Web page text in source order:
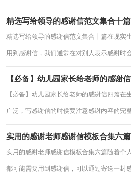
精选写给领导的感谢信范文集合十篇
精选写给领导的感谢信范文集合十篇在现实
用到感谢信，我们通常在对别人表示感谢时
【必备】幼儿园家长给老师的感谢
【必备】幼儿园家长给老师的感谢信四篇在
广泛，写感谢信的时候要注意感谢内容的完
实用的感谢老师感谢信模板合集六篇
实用的感谢老师感谢信模板合集六篇随着个
都可能需要用到感谢信，可以通过寄送一封